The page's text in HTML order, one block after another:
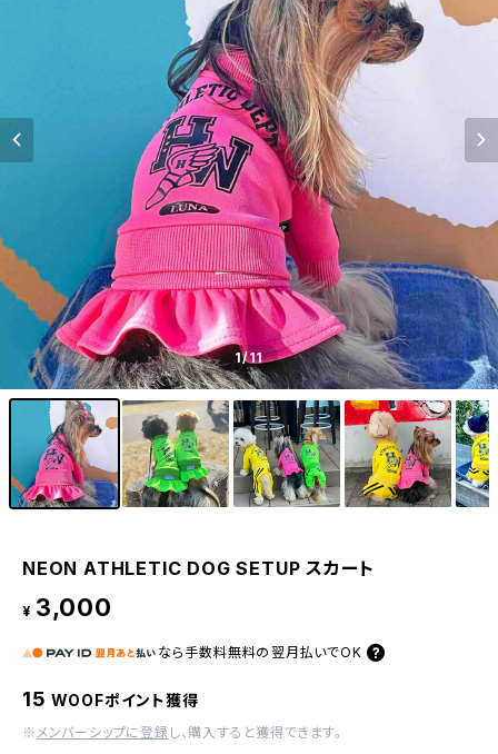
1/11
NEON ATHLETIC DOG SETUP スカート
¥ 3,000
なら 手数料無料の 翌月払いでOK
15 WOOFポイント獲得
※ メンバーシップに登録 し、購入すると獲得できます。